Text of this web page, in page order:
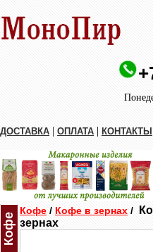
ДОСТАВКА | ОПЛАТА | КОНТАКТЫ
Кофе
Кофе / Кофе в зернах /
зернах